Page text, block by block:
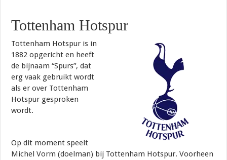
Tottenham Hotspur
Tottenham Hotspur is in
1882 opgericht en heeft
de bijnaam “Spurs”, dat
erg vaak gebruikt wordt
als er over Tottenham
Hotspur gesproken
wordt.
Op dit moment speelt
Michel Vorm (doelman) bij Tottenham Hotspur. Voorheen